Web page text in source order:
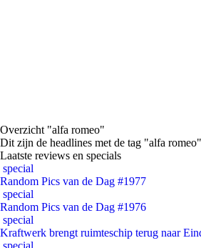
Overzicht "alfa romeo"
Dit zijn de headlines met de tag "alfa
Laatste reviews en specials
special
Random Pics van de Dag #1977
special
Random Pics van de Dag #1976
special
Kraftwerk brengt ruimteschip terug naar
special